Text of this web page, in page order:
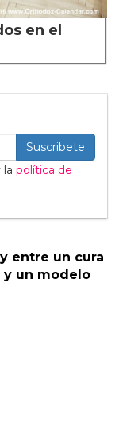
en el
Suscribete
la política de
entre un cura
y un modelo